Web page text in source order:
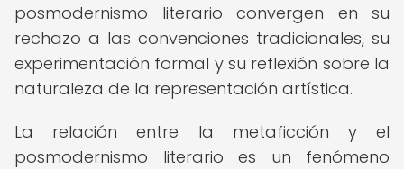
posmodernismo literario convergen en su
rechazo a las convenciones tradicionales, su
experimentación formal y su reflexión sobre la
naturaleza de la representación artística.
La relación entre la metaficción y el
posmodernismo literario es un fenómeno